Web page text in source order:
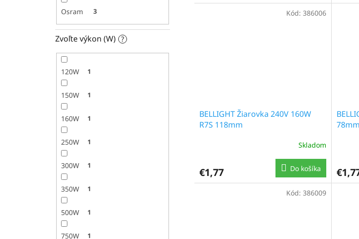
Osram 3
Zvoľte výkon (W) ?
120W 1
150W 1
160W 1
250W 1
300W 1
350W 1
500W 1
750W 1
BELLIGHT Žiarovka 240V 160W
R7S 118mm
Skladom
€1,77 Do košíka
Kód: 386006
78mm
Kód: 386009